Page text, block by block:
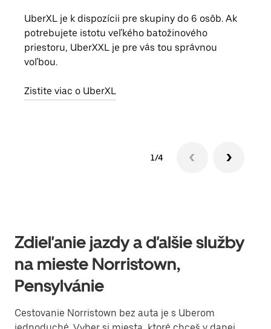
UberXL je k dispozícii pre skupiny do 6 osôb. Ak
potrebujete istotu veľkého batožinového
priestoru, UberXXL je pre vás tou správnou
voľbou.
Zistite viac o UberXL
1/4
Zdieľanie jazdy a ďalšie služby
na mieste Norristown,
Pensylvánie
Cestovanie Norristown bez auta je s Uberom